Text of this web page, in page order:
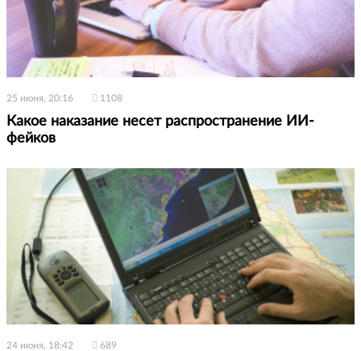
25 июня, 20:16 1108
Какое наказание несет распространение ИИ-
фейков
24 июня, 18:42 689